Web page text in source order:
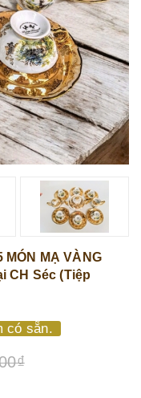
MÓN MẠ VÀNG
CH Séc (Tiệp
có sẵn.